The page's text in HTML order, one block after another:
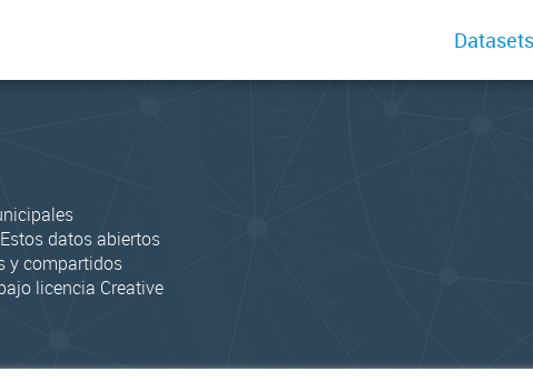
Datasets
datos abiertos
y compartidos
licencia Creative